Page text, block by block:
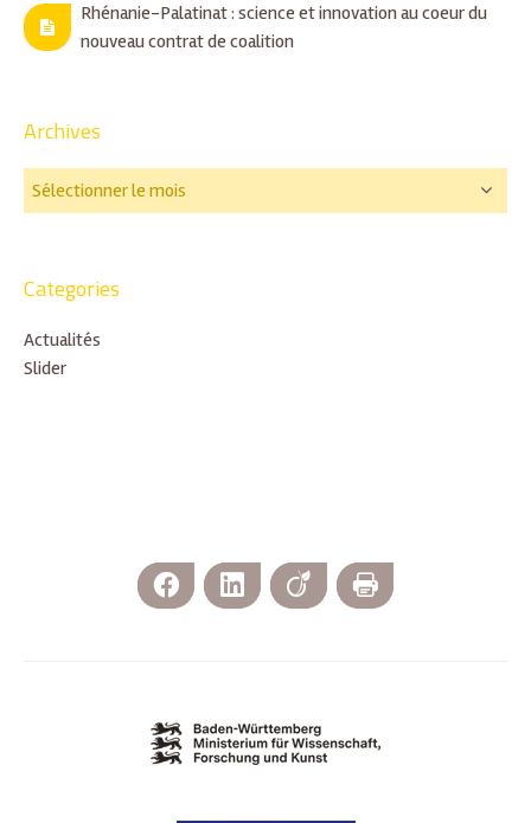
Rhénanie-Palatinat : science et innovation au coeur du
nouveau contrat de coalition
Archives
Categories
Actualités
Slider
Facebook LinkedIn Viadeo